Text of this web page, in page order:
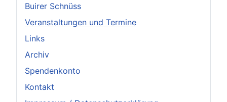
Buirer Schnüss
Veranstaltungen und Termine
Links
Archiv
Spendenkonto
Kontakt